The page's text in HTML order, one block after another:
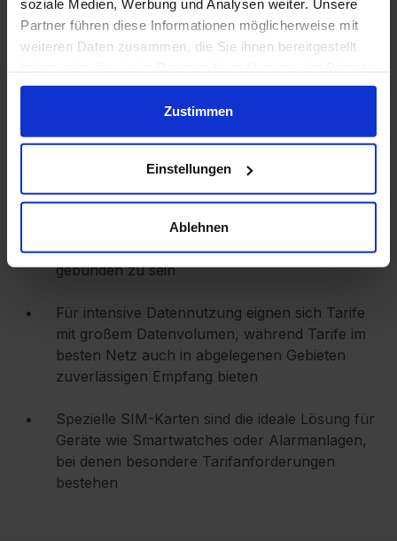
soziale Medien, Werbung und Analysen weiter. Unsere
Partner führen diese Informationen möglicherweise mit
weiteren Daten zusammen, die Sie ihnen bereitgestellt
gesammelt haben.
Zustimmen
Einstellungen
Ablehnen
Weitere Angebote anzeigen
Das Wesentliche in Kürze
Tarife ohne Handy bieten dir kostengünstige
und flexible Optionen, ohne an ein Gerät
gebunden zu sein
Für intensive Datennutzung eignen sich Tarife
mit großem Datenvolumen, während Tarife im
besten Netz auch in abgelegenen Gebieten
zuverlässigen Empfang bieten
Spezielle SIM-Karten sind die ideale Lösung für
Geräte wie Smartwatches oder Alarmanlagen,
bei denen besondere Tarifanforderungen
bestehen